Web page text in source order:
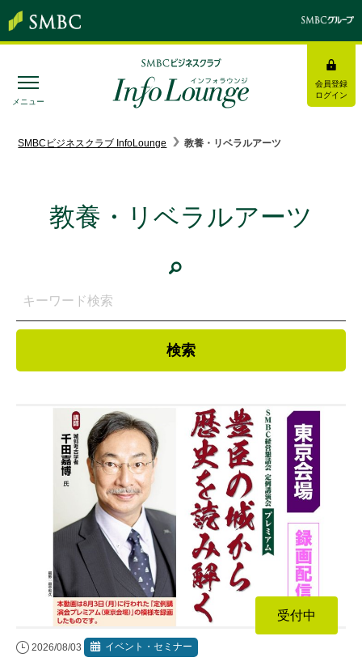
メニュー
会員登録
ログイン
みんなの研修
トピックス＆インフォメーション
お役立ち情報
連載・コラム
イベント・セミナー
資料ダウンロード
InfoLoungeとは
プライバシーポリシー
本サイトのご利用にあたって
お問い合わせ
SMBCビジネスクラブ InfoLounge 教養・リベラルアーツ
教養・リベラルアーツ
受付中
2026/08/03 イベント・セミナー